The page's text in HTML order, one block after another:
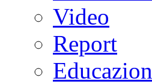
Video
Report